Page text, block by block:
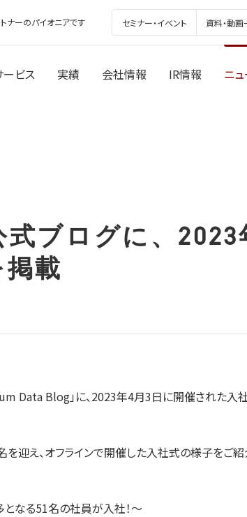
ナーのパイオニアです セミナー・イベント 資料・動画
ービス 実績 会社情報 IR情報 ニ
ブログに、2023
載
Data Blog」に、2023年4月3日に開催された入
迎え、オフラインで開催した入社式の様子をご紹
なる51名の社員が入社！～